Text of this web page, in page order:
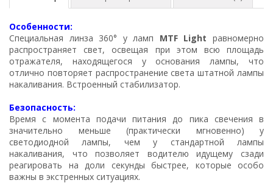
Особенности:
Специальная линза 360° у ламп MTF Light равномерно
распространяет свет, освещая при этом всю площадь
отражателя, находящегося у основания лампы, что
отлично повторяет распространение света штатной лампы
накаливания. Встроенный стабилизатор.
Безопасность:
Время с момента подачи питания до пика свечения в
значительно меньше (практически мгновенно) у
светодиодной лампы, чем у стандартной лампы
накаливания, что позволяет водителю идущему сзади
реагировать на доли секунды быстрее, которые особо
важны в экстренных ситуациях.